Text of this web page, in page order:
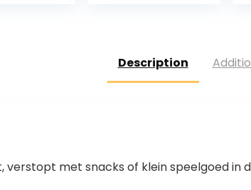
kauwtouw bal
speelgoed,
hond
Description
verstopt met snacks of klein speelgoed in